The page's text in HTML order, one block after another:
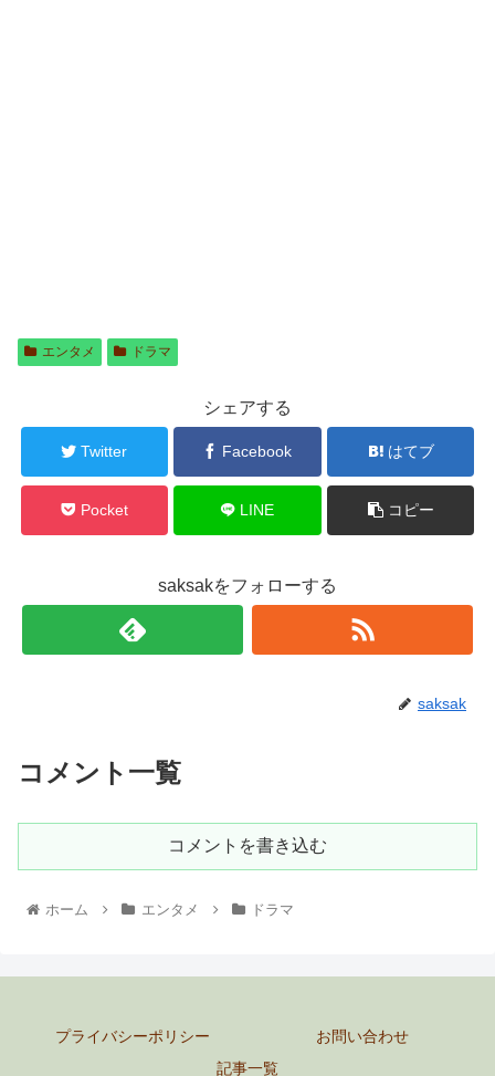
エンタメ ドラマ
シェアする
Twitter Facebook はてブ
Pocket LINE コピー
saksakをフォローする
saksak
コメント一覧
コメントを書き込む
ホーム エンタメ ドラマ
プライバシーポリシー
お問い合わせ
記事一覧